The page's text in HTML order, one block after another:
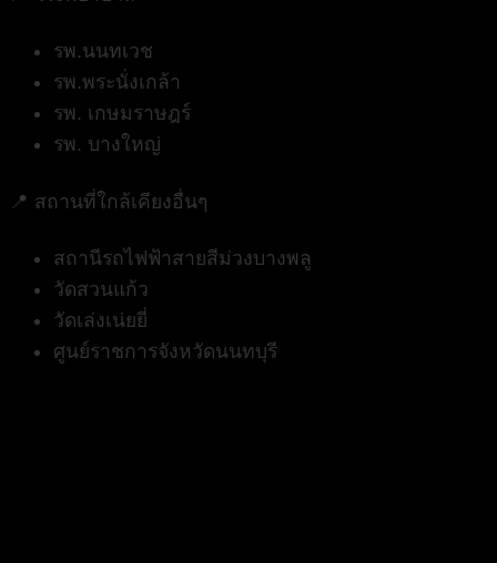
รพ.นนทเวช
รพ.พระนั่งเกล้า
รพ. เกษมราษฎร์
รพ. บางใหญ่
📍 สถานที่ใกล้เคียงอื่นๆ
สถานีรถไฟฟ้าสายสีม่วงบางพลู
วัดสวนแก้ว
วัดเล่งเน่ยยี่
ศูนย์ราชการจังหวัดนนทบุรี